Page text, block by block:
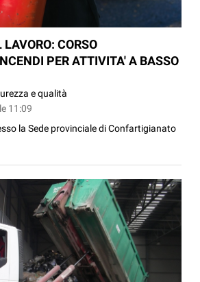
CORSO
PER ATTIVITA' A BASSO
e qualità
11:09
la Sede provinciale di Confartigianato